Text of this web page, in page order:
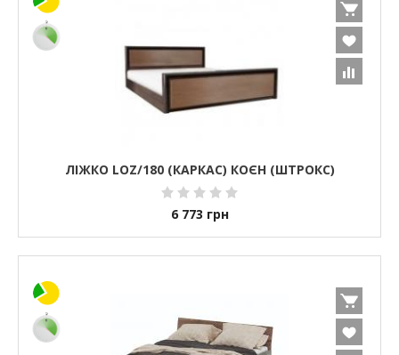
ЛІЖКО LOZ/180 (КАРКАС) КОЄН (ШТРОКС)
6 773 грн